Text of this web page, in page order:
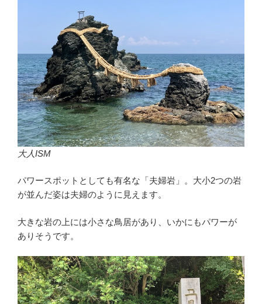
大人ISM
パワースポットとしても有名な「夫婦岩」。大小2つの岩
が並んだ姿は夫婦のように見えます。
大きな岩の上には小さな鳥居があり、いかにもパワーが
ありそうです。